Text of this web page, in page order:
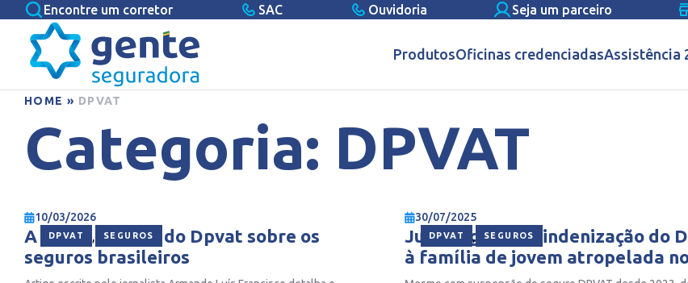
Encontre um corretor SAC Ouvidoria Seja um parceiro
ProdutosOficinas credenciadasAssistência
HOME » DPVAT
Categoria: DPVAT
DPVAT SEGUROS
10/03/2026
A longa sombra do Dpvat sobre os
seguros brasileiros
DPVAT , SEGUROS
30/07/2025
Justiça garante indenização do
à família de jovem atropelada
Espírito Santo